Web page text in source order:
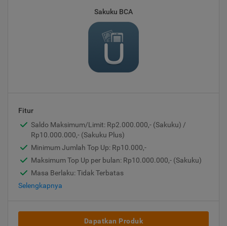
Sakuku BCA
Fitur
Saldo Maksimum/Limit: Rp2.000.000,- (Sakuku) /
Rp10.000.000,- (Sakuku Plus)
Minimum Jumlah Top Up: Rp10.000,-
Maksimum Top Up per bulan: Rp10.000.000,- (Sakuku)
Masa Berlaku: Tidak Terbatas
Selengkapnya
Dapatkan Produk